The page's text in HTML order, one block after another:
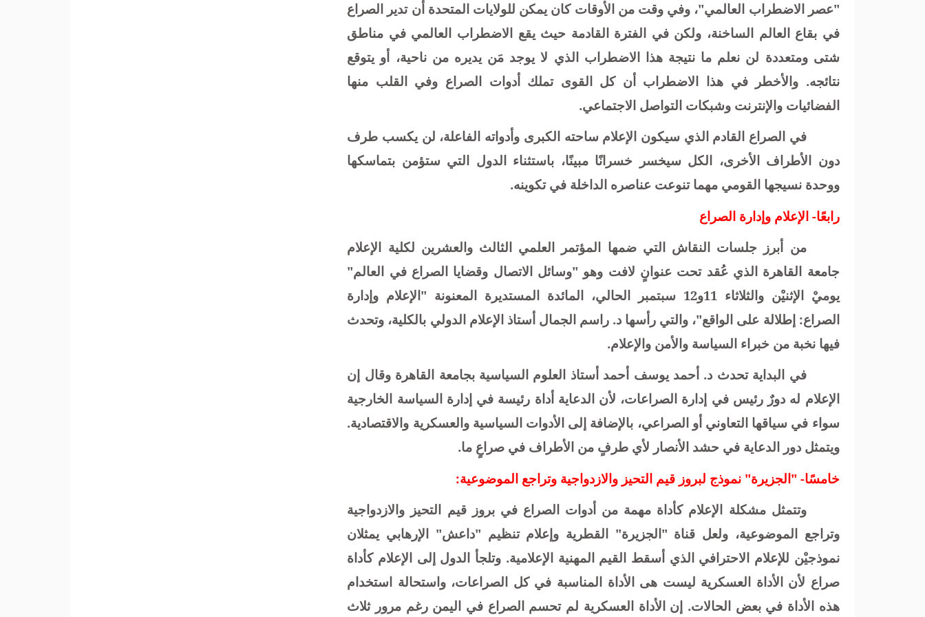
"عصر الاضطراب العالمي"، وفي وقت من الأوقات كان يمكن للولايات المتحدة أن تدير الصراع
في بقاع العالم الساخنة، ولكن في الفترة القادمة حيث يقع الاضطراب العالمي في مناطق
شتى ومتعددة لن نعلم ما نتيجة هذا الاضطراب الذي لا يوجد مَن يديره من ناحية، أو يتوقع
نتائجه. والأخطر في هذا الاضطراب أن كل القوى تملك أدوات الصراع وفي القلب منها
الفضائيات والإنترنت وشبكات التواصل الاجتماعي.
في الصراع القادم الذي سيكون الإعلام ساحته الكبرى وأدواته الفاعلة، لن يكسب طرف
دون الأطراف الأخرى، الكل سيخسر خسرانًا مبينًا، باستثناء الدول التي ستؤمن بتماسكها
ووحدة نسيجها القومي مهما تنوعت عناصره الداخلة في تكوينه.
رابعًا- الإعلام وإدارة الصراع
من أبرز جلسات النقاش التي ضمها المؤتمر العلمي الثالث والعشرين لكلية الإعلام
جامعة القاهرة الذي عُقد تحت عنوانٍ لافت وهو "وسائل الاتصال وقضايا الصراع في العالم"
يوميْ الإثنيْن والثلاثاء 11و12 سبتمبر الحالي، المائدة المستديرة المعنونة "الإعلام وإدارة
الصراع: إطلالة على الواقع"، والتي رأسها د. راسم الجمال أستاذ الإعلام الدولي بالكلية، وتحدث
فيها نخبة من خبراء السياسة والأمن والإعلام.
في البداية تحدث د. أحمد يوسف أحمد أستاذ العلوم السياسية بجامعة القاهرة وقال إن
الإعلام له دورٌ رئيس في إدارة الصراعات، لأن الدعاية أداة رئيسة في إدارة السياسة الخارجية
سواء في سياقها التعاوني أو الصراعي، بالإضافة إلى الأدوات السياسية والعسكرية والاقتصادية.
ويتمثل دور الدعاية في حشد الأنصار لأي طرفٍ من الأطراف في صراعٍ ما.
خامسًا-"الجزيرة" نموذج لبروز قيم التحيز والازدواجية وتراجع الموضوعية:
وتتمثل مشكلة الإعلام كأداة مهمة من أدوات الصراع في بروز قيم التحيز والازدواجية
وتراجع الموضوعية، ولعل قناة "الجزيرة" القطرية وإعلام تنظيم "داعش" الإرهابي يمثلان
نموذجيْن للإعلام الاحترافي الذي أسقط القيم المهنية الإعلامية. وتلجأ الدول إلى الإعلام كأداة
صراع لأن الأداة العسكرية ليست هى الأداة المناسبة في كل الصراعات، واستحالة استخدام
هذه الأداة في بعض الحالات. إن الأداة العسكرية لم تحسم الصراع في اليمن رغم مرور ثلاث